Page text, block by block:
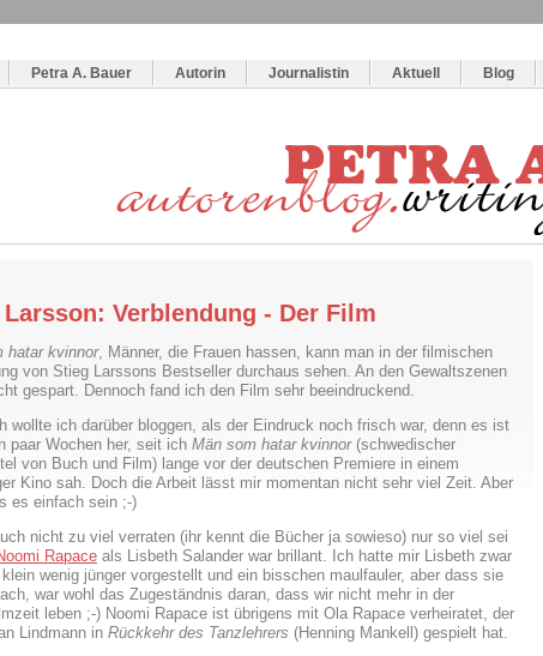
Petra A. Bauer Autorin Journalistin Aktuell Blog
Verblendung - Der Film
hatar kvinnor, Männer, die Frauen hassen, kann man in der filmischen
von Stieg Larssons Bestseller durchaus sehen. An den Gewaltszenen
gespart. Dennoch fand ich den Film sehr beeindruckend.
wollte ich darüber bloggen, als der Eindruck noch frisch war, denn es ist
paar Wochen her, seit ich Män som hatar kvinnor(schwedischer
von Buch und Film) lange vor der deutschen Premiere in einem
Kino sah. Doch die Arbeit lässt mir momentan nicht sehr viel Zeit. Aber
es einfach sein ;-)
nicht zu viel verraten (ihr kennt die Bücher ja sowieso) nur so viel sei
Rapace als Lisbeth Salander war brillant. Ich hatte mir Lisbeth zwar
wenig jünger vorgestellt und ein bisschen maulfauler, aber dass sie
war wohl das Zugeständnis daran, dass wir nicht mehr in der
leben ;-) Noomi Rapace ist übrigens mit Ola Rapace verheiratet, der
Lindmann in Rückkehr des Tanzlehrers (Henning Mankell) gespielt hat.